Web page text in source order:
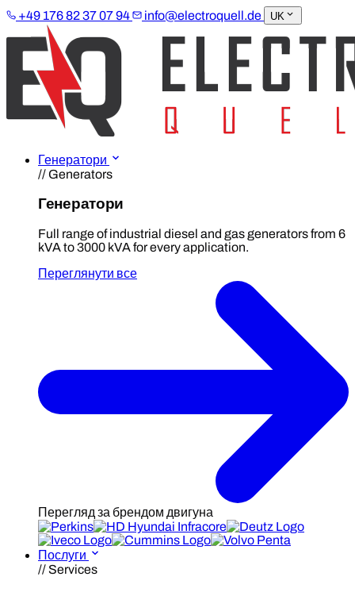
+49 176 82 37 07 94 info@electroquell.de UK
Генератори
// Generators
Генератори
Full range of industrial diesel and gas generators from 6
kVA to 3000 kVA for every application.
Переглянути все
Перегляд за брендом двигуна
Послуги
// Services